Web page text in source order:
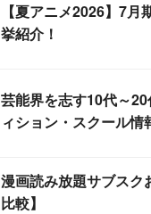
【夏アニメ2026】7
挙紹介！
芸能界を志す10代～
ィション・スクール
漫画読み放題サブスク
比較】